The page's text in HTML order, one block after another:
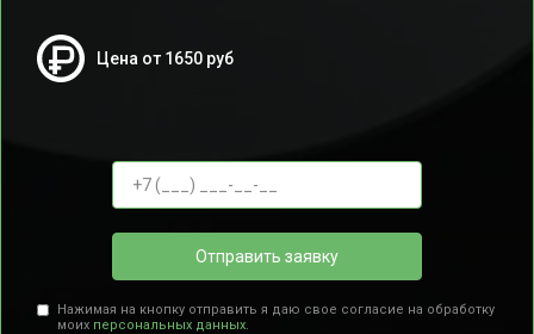
Цена от 1650 руб
Отправить заявку
Нажимая на кнопку отправить я даю свое согласие на обработку
моих персональных данных.